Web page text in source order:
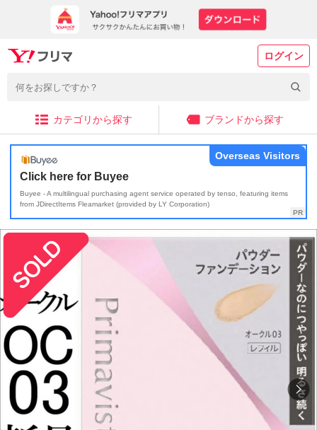
ログイン
カテゴリから探す ブランドから探す
Click here for Buyee
Buyee - A multilingual purchasing agent service operated by tenso, featuring items
from JDirectItems Fleamarket (provided by LY Corporation)
Overseas Visitors